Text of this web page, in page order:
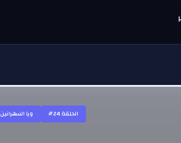
ويا السهرانين #الحلقة24